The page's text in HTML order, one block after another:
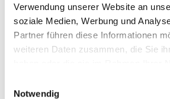
Verwendung unserer Website an
soziale Medien, Werbung und
Partner führen diese Informationen
weiteren Daten zusammen, die Sie
Notwendig
DORFZEITUNG 2020 -
UNSERE GÄSTE